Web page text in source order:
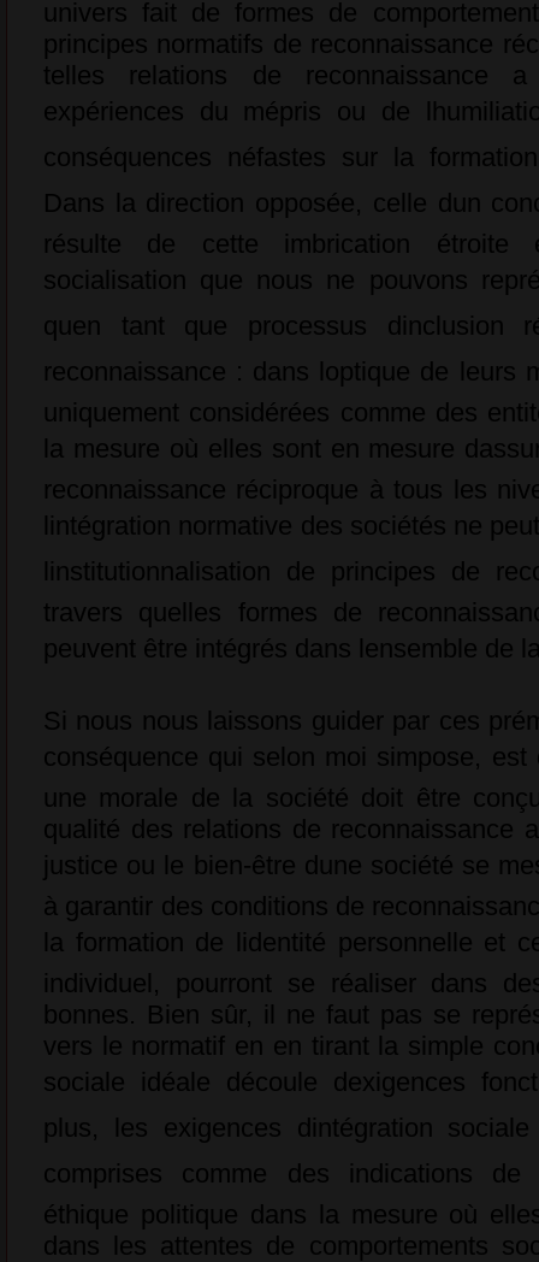
univers fait de formes de
principes normatifs de reconnaissance
telles relations de reconnaissance
expériences du mépris ou de
conséquences néfastes sur la
Dans la direction opposée, celle dun
résulte de cette imbrication étroite
socialisation que nous ne pouvons
quen tant que processus
reconnaissance : dans loptique de leurs
uniquement considérées comme des
la mesure où elles sont en mesure
reconnaissance réciproque à tous les
lintégration normative des sociétés ne
linstitutionnalisation de principes de
travers quelles formes de
peuvent être intégrés dans lensemble de
Si nous nous laissons guider par ces
conséquence qui selon moi simpose, est
une morale de la société doit être
qualité des relations de reconnaissance
justice ou le bien-être dune société se
à garantir des conditions de
la formation de lidentité personnelle et
individuel, pourront se réaliser dans
bonnes. Bien sûr, il ne faut pas se
vers le normatif en en tirant la simple
sociale idéale découle dexigences
plus, les exigences dintégration
comprises comme des indications de
éthique politique dans la mesure où
dans les attentes de comportements